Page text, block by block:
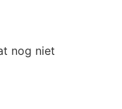
nog niet